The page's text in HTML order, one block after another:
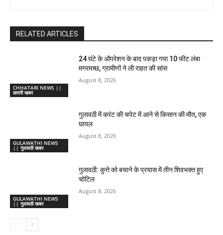
RELATED ARTICLES
CHHATARI NEWS ||
छतारी खबर
24 घंटे के ऑपरेशन के बाद पकड़ा गया 10 फीट लंबा
मगरमच्छ, ग्रामीणों ने ली राहत की सांस
August 8, 2026
GULAWATHI NEWS
|| गुलावठी खबर
गुलावठी में करंट की चपेट में आने से किसान की मौत, एक
घायल
August 8, 2026
GULAWATHI NEWS
|| गुलावठी खबर
गुलावठी: कुत्ते को बचाने के प्रयास में तीन शिवभक्त हुए
चोटिल
August 8, 2026